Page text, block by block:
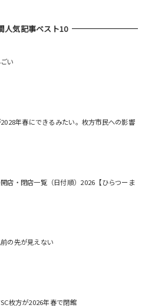
人気記事ベスト10
い
年春にできるみたい。枚方市民への影響
店・閉店一覧（日付順）2026【ひらつーま
の先が見えない
枚方が2026年春で閉館